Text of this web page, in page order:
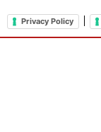
Privacy Policy